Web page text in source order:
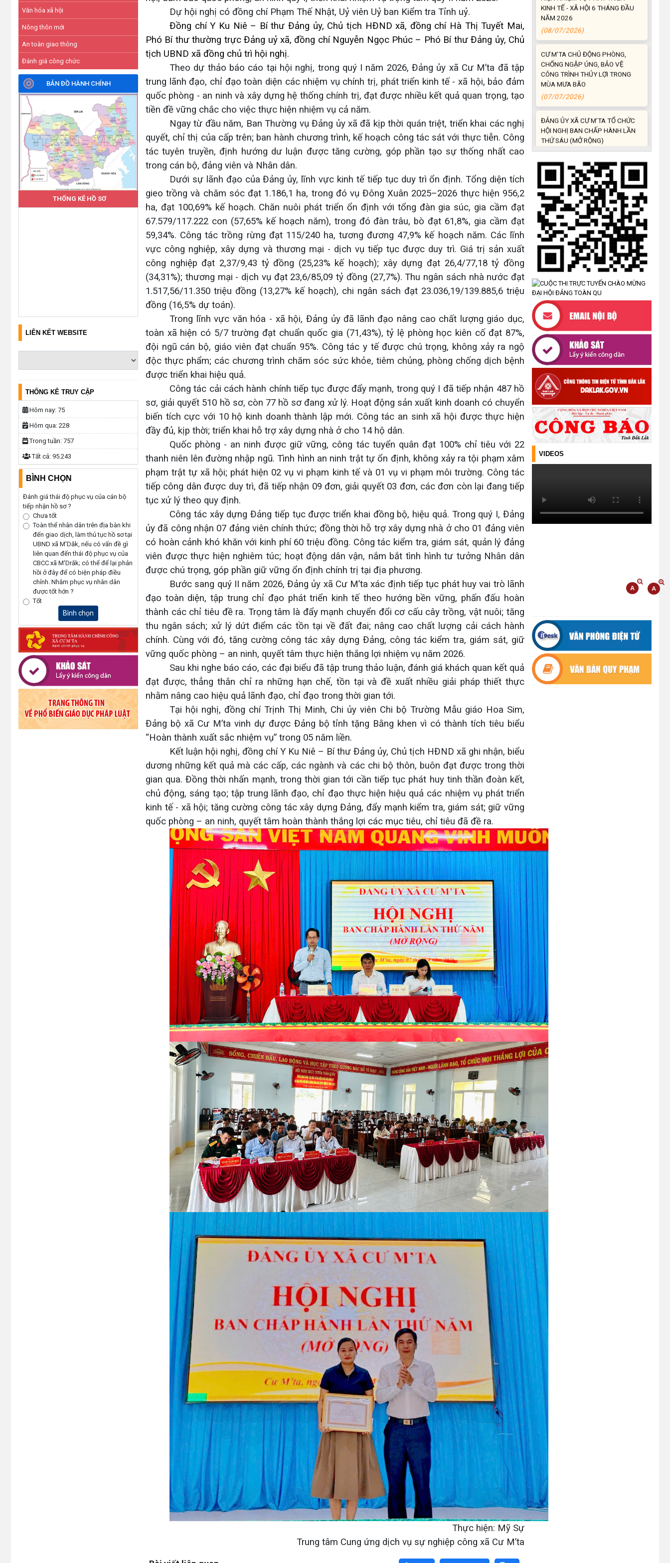
Văn hóa xã hội
Nông thôn mới
An toàn giao thông
Đánh giá công chức
BẢN ĐỒ HÀNH CHÍNH
THỐNG KÊ HỒ SƠ
LIÊN KẾT WEBSITE
THỐNG KÊ TRUY CẬP
Hôm nay: 75
Hôm qua: 228
Trong tuần: 757
Tất cả: 95.243
BÌNH CHỌN
Đánh giá thái độ phục vụ của cán bộ
tiếp nhận hồ sơ ?
Chưa tốt
Toàn thể nhân dân trên địa bàn khi
đến giao dịch, làm thủ tục hồ sơ tại
UBND xã M'Dắk, nếu có vấn đề gì
liên quan đến thái độ phục vụ của
CBCC xã M'Drắk; có thể để lại phản
hồi ở đây để có biện pháp điều
chỉnh. Nhằm phục vụ nhân dân
được tốt hớn ?
Tốt
Bình chọn
Dự hội nghị có đồng chí Phạm Thế Nhật, Uỷ viên Uỷ ban Kiểm tra Tỉnh uỷ.
Đồng chí Y Ku Niê – Bí thư Đảng ủy, Chủ tịch HĐND xã, đồng chí Hà Thị Tuyết Mai,
Phó Bí thư thường trực Đảng uỷ xã, đồng chí Nguyễn Ngọc Phúc – Phó Bí thư Đảng ủy, Chủ
tịch UBND xã đồng chủ trì hội nghị.
Theo dự thảo báo cáo tại hội nghị, trong quý I năm 2026, Đảng ủy xã Cư M’ta đã tập
trung lãnh đạo, chỉ đạo toàn diện các nhiệm vụ chính trị, phát triển kinh tế - xã hội, bảo đảm
quốc phòng - an ninh và xây dựng hệ thống chính trị, đạt được nhiều kết quả quan trọng, tạo
tiền đề vững chắc cho việc thực hiện nhiệm vụ cả năm.
Ngay từ đầu năm, Ban Thường vụ Đảng ủy xã đã kịp thời quán triệt, triển khai các nghị
quyết, chỉ thị của cấp trên; ban hành chương trình, kế hoạch công tác sát với thực tiễn. Công
tác tuyên truyền, định hướng dư luận được tăng cường, góp phần tạo sự thống nhất cao
trong cán bộ, đảng viên và Nhân dân.
Dưới sự lãnh đạo của Đảng ủy, lĩnh vực kinh tế tiếp tục duy trì ổn định. Tổng diện tích
gieo trồng và chăm sóc đạt 1.186,1 ha, trong đó vụ Đông Xuân 2025–2026 thực hiện 956,2
ha, đạt 100,69% kế hoạch. Chăn nuôi phát triển ổn định với tổng đàn gia súc, gia cầm đạt
67.579/117.222 con (57,65% kế hoạch năm), trong đó đàn trâu, bò đạt 61,8%, gia cầm đạt
59,34%. Công tác trồng rừng đạt 115/240 ha, tương đương 47,9% kế hoạch năm. Các lĩnh
vực công nghiệp, xây dựng và thương mại - dịch vụ tiếp tục được duy trì. Giá trị sản xuất
công nghiệp đạt 2,37/9,43 tỷ đồng (25,23% kế hoạch); xây dựng đạt 26,4/77,18 tỷ đồng
(34,31%); thương mại - dịch vụ đạt 23,6/85,09 tỷ đồng (27,7%). Thu ngân sách nhà nước đạt
1.517,56/11.350 triệu đồng (13,27% kế hoạch), chi ngân sách đạt 23.036,19/139.885,6 triệu
đồng (16,5% dự toán).
Trong lĩnh vực văn hóa - xã hội, Đảng ủy đã lãnh đạo nâng cao chất lượng giáo dục,
toàn xã hiện có 5/7 trường đạt chuẩn quốc gia (71,43%), tỷ lệ phòng học kiên cố đạt 87%,
đội ngũ cán bộ, giáo viên đạt chuẩn 95%. Công tác y tế được chú trọng, không xảy ra ngộ
độc thực phẩm; các chương trình chăm sóc sức khỏe, tiêm chủng, phòng chống dịch bệnh
được triển khai hiệu quả.
Công tác cải cách hành chính tiếp tục được đẩy mạnh, trong quý I đã tiếp nhận 487 hồ
sơ, giải quyết 510 hồ sơ, còn 77 hồ sơ đang xử lý. Hoạt động sản xuất kinh doanh có chuyển
biến tích cực với 10 hộ kinh doanh thành lập mới. Công tác an sinh xã hội được thực hiện
đầy đủ, kịp thời; triển khai hỗ trợ xây dựng nhà ở cho 14 hộ dân.
Quốc phòng - an ninh được giữ vững, công tác tuyển quân đạt 100% chỉ tiêu với 22
thanh niên lên đường nhập ngũ. Tình hình an ninh trật tự ổn định, không xảy ra tội phạm xâm
phạm trật tự xã hội; phát hiện 02 vụ vi phạm kinh tế và 01 vụ vi phạm môi trường. Công tác
tiếp công dân được duy trì, đã tiếp nhận 09 đơn, giải quyết 03 đơn, các đơn còn lại đang tiếp
tục xử lý theo quy định.
Công tác xây dựng Đảng tiếp tục được triển khai đồng bộ, hiệu quả. Trong quý I, Đảng
ủy đã công nhận 07 đảng viên chính thức; đồng thời hỗ trợ xây dựng nhà ở cho 01 đảng viên
có hoàn cảnh khó khăn với kinh phí 60 triệu đồng. Công tác kiểm tra, giám sát, quản lý đảng
viên được thực hiện nghiêm túc; hoạt động dân vận, nắm bắt tình hình tư tưởng Nhân dân
được chú trọng, góp phần giữ vững ổn định chính trị tại địa phương.
Bước sang quý II năm 2026, Đảng ủy xã Cư M’ta xác định tiếp tục phát huy vai trò lãnh
đạo toàn diện, tập trung chỉ đạo phát triển kinh tế theo hướng bền vững, phấn đấu hoàn
thành các chỉ tiêu đề ra. Trọng tâm là đẩy mạnh chuyển đổi cơ cấu cây trồng, vật nuôi; tăng
thu ngân sách; xử lý dứt điểm các tồn tại về đất đai; nâng cao chất lượng cải cách hành
chính. Cùng với đó, tăng cường công tác xây dựng Đảng, công tác kiểm tra, giám sát, giữ
vững quốc phòng – an ninh, quyết tâm thực hiện thắng lợi nhiệm vụ năm 2026.
Sau khi nghe báo cáo, các đại biểu đã tập trung thảo luận, đánh giá khách quan kết quả
đạt được, thẳng thắn chỉ ra những hạn chế, tồn tại và đề xuất nhiều giải pháp thiết thực
nhằm nâng cao hiệu quả lãnh đạo, chỉ đạo trong thời gian tới.
Tại hội nghị, đồng chí Trịnh Thị Minh, Chi ủy viên Chi bộ Trường Mẫu giáo Hoa Sim,
Đảng bộ xã Cư M’ta vinh dự được Đảng bộ tỉnh tặng Bằng khen vì có thành tích tiêu biểu
“Hoàn thành xuất sắc nhiệm vụ” trong 05 năm liền.
Kết luận hội nghị, đồng chí Y Ku Niê – Bí thư Đảng ủy, Chủ tịch HĐND xã ghi nhận, biểu
dương những kết quả mà các cấp, các ngành và các chi bộ thôn, buôn đạt được trong thời
gian qua. Đồng thời nhấn mạnh, trong thời gian tới cần tiếp tục phát huy tinh thần đoàn kết,
chủ động, sáng tạo; tập trung lãnh đạo, chỉ đạo thực hiện hiệu quả các nhiệm vụ phát triển
kinh tế - xã hội; tăng cường công tác xây dựng Đảng, đẩy mạnh kiểm tra, giám sát; giữ vững
quốc phòng – an ninh, quyết tâm hoàn thành thắng lợi các mục tiêu, chỉ tiêu đã đề ra.
Thực hiện: Mỹ Sự
Trung tâm Cung ứng dịch vụ sự nghiệp công xã Cư M’ta
CƯ M’TA CHỦ ĐỘNG PHÒNG,
CHỐNG NGẬP ÚNG, BẢO VỆ
CÔNG TRÌNH THỦY LỢI TRONG
MÙA MƯA BÃO
(07/07/2026)
ĐẢNG ỦY XÃ CƯ M’TA TỔ CHỨC
HỘI NGHỊ BAN CHẤP HÀNH LẦN
THỨ SÁU (MỞ RỘNG)
(07/07/2026)
NÂNG CAO HIỆU QUẢ QUẢN LÝ
TRÊN ĐỊA BÀN XÃ CƯ M'TA
(07/07/2026)
UBND XÃ CƯ M’TA CÔNG KHAI
DANH MỤC THỦ TỤC HÀNH
CHÍNH THỰC HIỆN MỘT PHẦN
(30/07/2026)
CÔNG KHAI DANH MỤC THỦ TỤC
HÀNH CHÍNH THỰC HIỆN TOÀN
TRÌNH THUỘC THẨM QUYỀN GIẢI
QUYẾT CỦA UBND XÃ CƯ M’TA
(30/07/2026)
TẬP HUẤN NÂNG CAO KỸ NĂNG
TƯ VẤN KHỞI SỰ KINH DOANH
VÀ ĐIỀU HÀNH HOẠT ĐỘNG
NHÓM NĂM 2026
(21/07/2026)
ĐẢNG ỦY XÃ CƯ M’TA CÔNG BỐ
CÁC QUYẾT ĐỊNH VỀ CÔNG TÁC
CÁN BỘ
(21/07/2026)
ĐIỂM TỰA PHÁT TRIỂN KINH TẾ
TÍN DỤNG CHÍNH SÁCH XÃ HỘI
TIẾP TỤC PHÁT HUY HIỆU QUẢ,
GÓP PHẦN GIẢM NGHÈO BỀN
VỮNG VÀ PHÁT TRIỂN KINH TẾ
KINH TẾ - XÃ HỘI 6 THÁNG ĐẦU
CƯ M’TA CHỦ ĐỘNG PHÒNG,
CHỐNG NGẬP ÚNG, BẢO VỆ
CÔNG TRÌNH THỦY LỢI TRONG
MÙA MƯA BÃO
(07/07/2026)
VIDEOS